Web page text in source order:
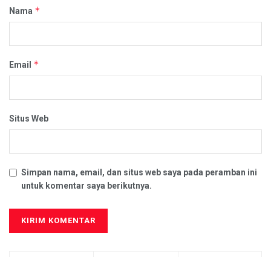
Nama *
Email *
Situs Web
Simpan nama, email, dan situs web saya pada peramban ini
untuk komentar saya berikutnya.